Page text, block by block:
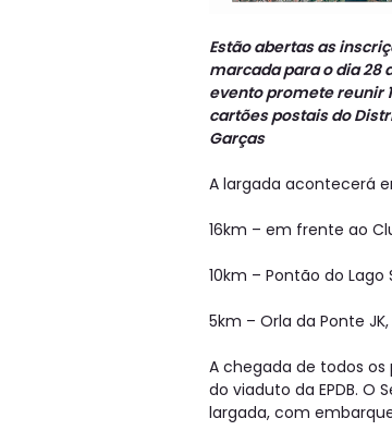
Estão abertas as
marcada para o dia 28
evento promete reunir
cartões postais do
Garças
A largada acontecerá
16km – em frente ao
10km – Pontão do Lago
5km – Orla da Ponte
A chegada de todos os
do viaduto da EPDB. O
largada, com